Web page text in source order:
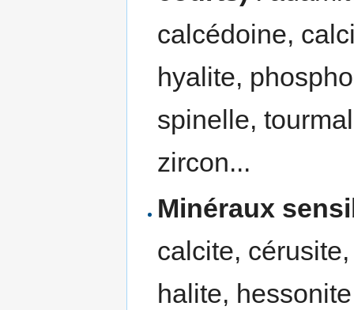
calcédoine,
hyalite,
spinelle,
zircon...
Minéraux
calcite,
halite,